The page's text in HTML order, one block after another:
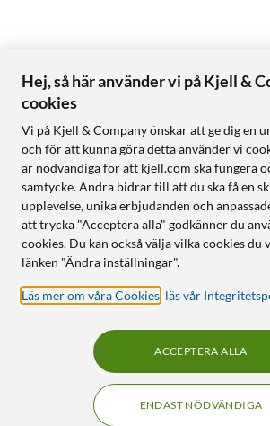
Hej, så här använder vi på Kjell &
cookies
Vi på Kjell & Company önskar att ge dig en
och för att kunna göra detta använder vi
är nödvändiga för att kjell.com ska fungera
samtycke. Andra bidrar till att du ska få en
upplevelse, unika erbjudanden och
att trycka "Acceptera alla" godkänner du
cookies. Du kan också välja vilka cookies du
länken "Ändra inställningar".
Läs mer om våra Cookies läs vår
ENDAST NÖDVÄNDIGA
ACCEPTERA ALLA